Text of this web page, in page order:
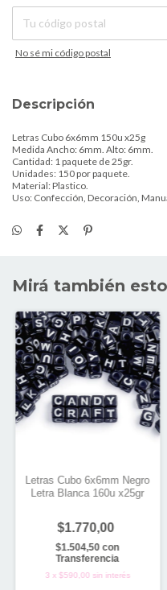
No sé mi código postal
Descripción
Letras Cubo 6x6mm 150u x25g
Medida Ancho: 6mm. Alto: 6mm.
Cantidad: 1 paquete de 25gr.
Unidades: 150 por paquete.
Material: Plastico.
Uso: Confección, Decoración,
Mirá también
Letras Cubo 6x6mm Negro
Letra Blanca 160u x25gr
$1.770,00
$1.504,50con
Transferencia
3 x$590,00 sin interés